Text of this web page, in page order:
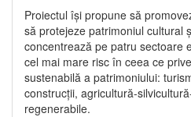
Proiectul își propune să
să protejeze patrimoniul cultural
concentrează pe patru sectoare
cel mai mare risc în ceea ce
sustenabilă a patrimoniului:
construcții, agricultură-
regenerabile.